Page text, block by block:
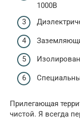
1000В
Прилегающая
чистой. Я всегда